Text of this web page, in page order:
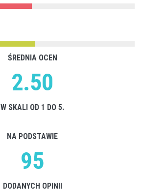
ŚREDNIA OCEN
2.50
W SKALI OD 1 DO 5.
NA PODSTAWIE
95
DODANYCH OPINII